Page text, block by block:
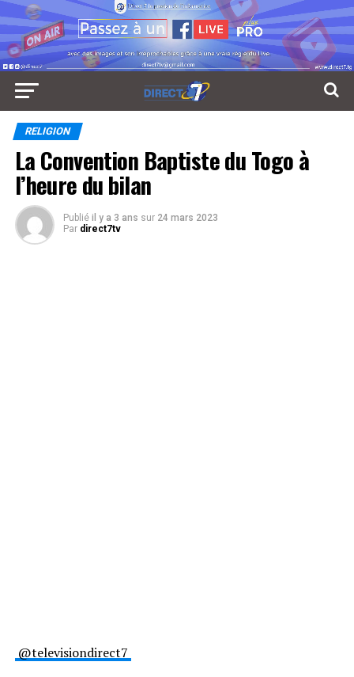
RELIGION
La Convention Baptiste du Togo à
l’heure du bilan
Publié il y a 3 ans sur 24 mars 2023
Par direct7tv
@televisiondirect7